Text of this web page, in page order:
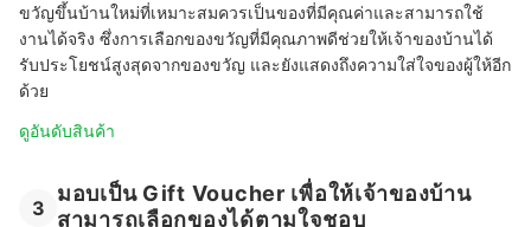
ขวัญขึ้นบ้านใหม่ที่เหมาะสมควรเป็นของที่มีคุณค่าและสามารถใช้
งานได้จริง ซึ่งการเลือกของขวัญที่มีคุณภาพดีช่วยให้เจ้าของบ้านได้
รับประโยชน์สูงสุดจากของขวัญ และยังแสดงถึงความใส่ใจของผู้ให้อีก
ด้วย
ดูอันดับสินค้า
3
มอบเป็น Gift Voucher เพื่อให้เจ้าของบ้าน
สามารถเลือกของได้ตามใจชอบ